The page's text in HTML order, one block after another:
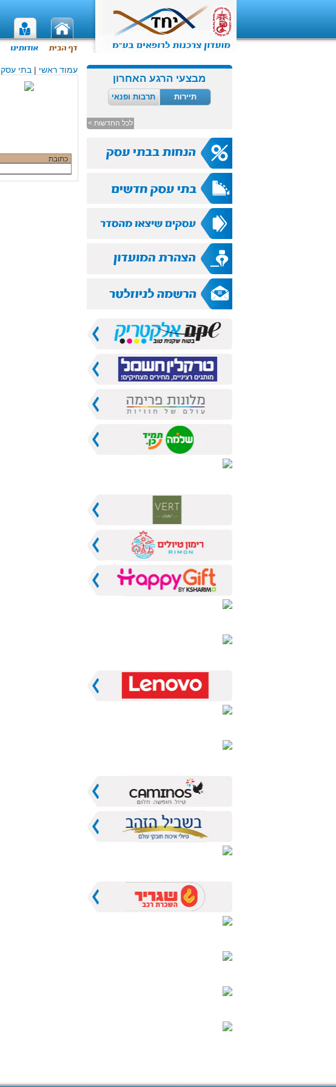
מבצעי הרגע האחרון
תיירות תרבות ופנאי
לכל החדשות >
עמוד ראשי |בתי עסק
כתובת